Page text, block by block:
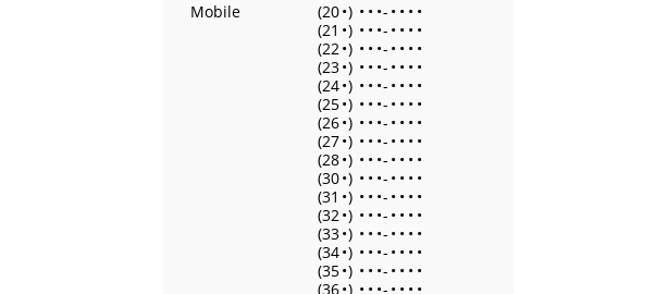
Mobile
(20•) • • •- • • • •
(21 •) • • •- • • • •
(22•) • • •- • • • •
(23•) • • •- • • • •
(24•) • • •- • • • •
(25•) • • •- • • • •
(26•) • • •- • • • •
(27•) • • •- • • • •
(28•) • • •- • • • •
(30•) • • •- • • • •
(31 •) • • •- • • • •
(32•) • • •- • • • •
(33•) • • •- • • • •
(34•) • • •- • • • •
(35•) • • •- • • • •
(36•) • • •- • • • •